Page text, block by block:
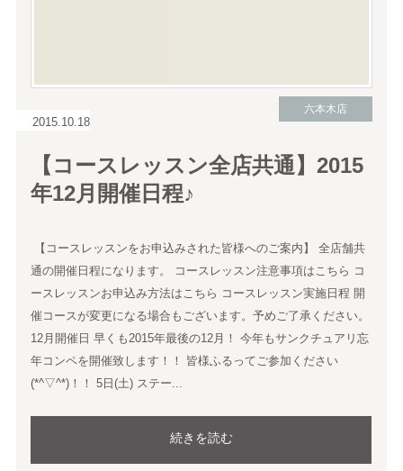
2015.10.18
六本木店
【コースレッスン全店共通】2015
年12月開催日程♪
【コースレッスンをお申込みされた皆様へのご案内】 全店舗共
通の開催日程になります。 コースレッスン注意事項はこちら コ
ースレッスンお申込み方法はこちら コースレッスン実施日程 開
催コースが変更になる場合もございます。予めご了承ください。
12月開催日 早くも2015年最後の12月！ 今年もサンクチュアリ忘
年コンペを開催致します！！ 皆様ふるってご参加ください
(*^▽^*)！！ 5日(土) ステー...
続きを読む